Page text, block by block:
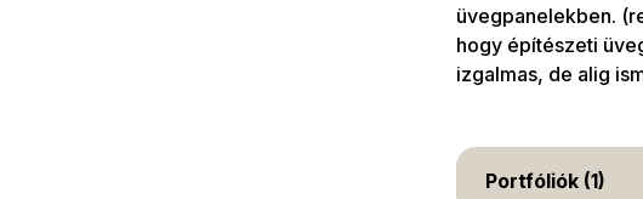
üvegpanelekben.
hogy építészeti
izgalmas, de alig
Portfóliók (1)